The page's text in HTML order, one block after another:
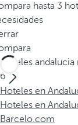
hasta 3
Hoteles andalucia
6
Hoteles en
Hoteles en
Barcelo.com